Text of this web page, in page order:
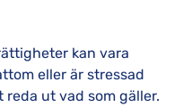
kan vara
eller är stressad
ut vad som gäller.